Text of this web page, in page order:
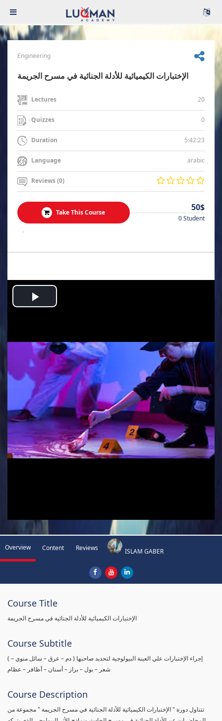
Engineering
الإختبارات الكيميائية للأدلة الجنائية في مسرح الجريمة
Lectures 20
Quizzes 0
Duration 5:42:23
Language arabic
Reviews (0)
Take This Course 50$
0 Student
.
Play
Overview Content Reviews ISLAM GABER
Course Title
الإختبارات الكيميائية للأدلة الجنائية في مسرح الجريمة
Course Subtitle
( إجراء الإختبارات علي العينة البيولوجية لتحديد صاحبها ( دم – عرق – سائل منوي –
شعر – بول – براز – أسنان – أظافر – عظام
Course Description
تتناول دورة " الإختبارات الكيميائية للأدلة الجنائية في مسرح الجريمة " مجموعة من